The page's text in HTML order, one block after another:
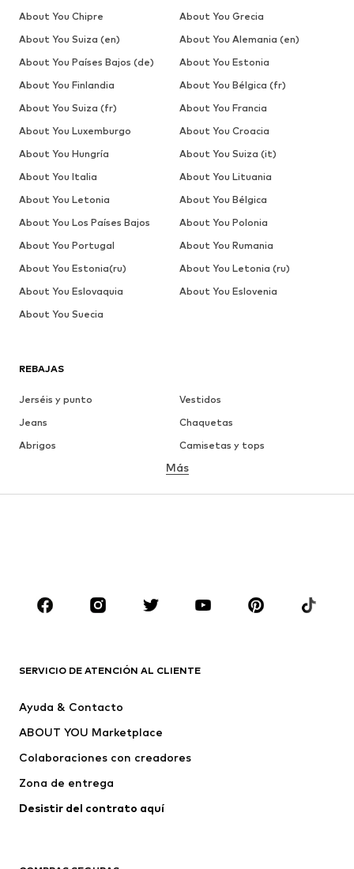
REBAJAS
Jerséis y punto
Vestidos
Jeans
Chaquetas
Abrigos
Camisetas y tops
Ropa interior
Zapatos
Deporte
Vestidos
Camisetas y tops
Chaquetas
Jerséis y punto
Ropa interior
Abrigos
Más
SERVICIO DE ATENCIÓN AL CLIENTE
Ayuda & Contacto
ABOUT YOU Marketplace
Colaboraciones con creadores
Zona de entrega
Desistir del contrato aquí
About You Chipre
About You Grecia
About You Suiza (en)
About You Alemania (en)
About You Países Bajos (de)
About You Estonia
About You Finlandia
About You Bélgica (fr)
About You Suiza (fr)
About You Francia
About You Luxemburgo
About You Croacia
About You Hungría
About You Suiza (it)
About You Italia
About You Lituania
About You Letonia
About You Bélgica
About You Los Países Bajos
About You Polonia
About You Portugal
About You Rumania
About You Estonia(ru)
About You Letonia (ru)
About You Eslovaquia
About You Eslovenia
About You Suecia